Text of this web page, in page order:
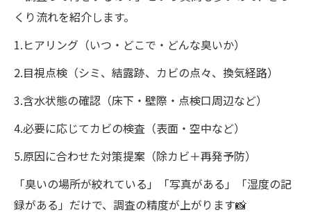
くり流れを紹介します。
1.ヒアリング（いつ・どこで・どんな臭いか）
2.目視点検（シミ、結露跡、カビの点々、換気経路）
3.含水状態の確認（床下・壁際・点検口周辺など）
4.必要に応じてカビの検査（表面・空中など）
5.原因に合わせた対策提案（除カビ＋再発予防）
「臭いの場所が絞れている」「写真がある」「湿度の記
録がある」だけで、調査の精度が上がります📸